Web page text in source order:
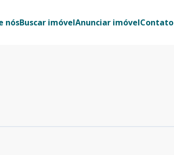
nósBuscar imóvelAnunciar imóvelContato